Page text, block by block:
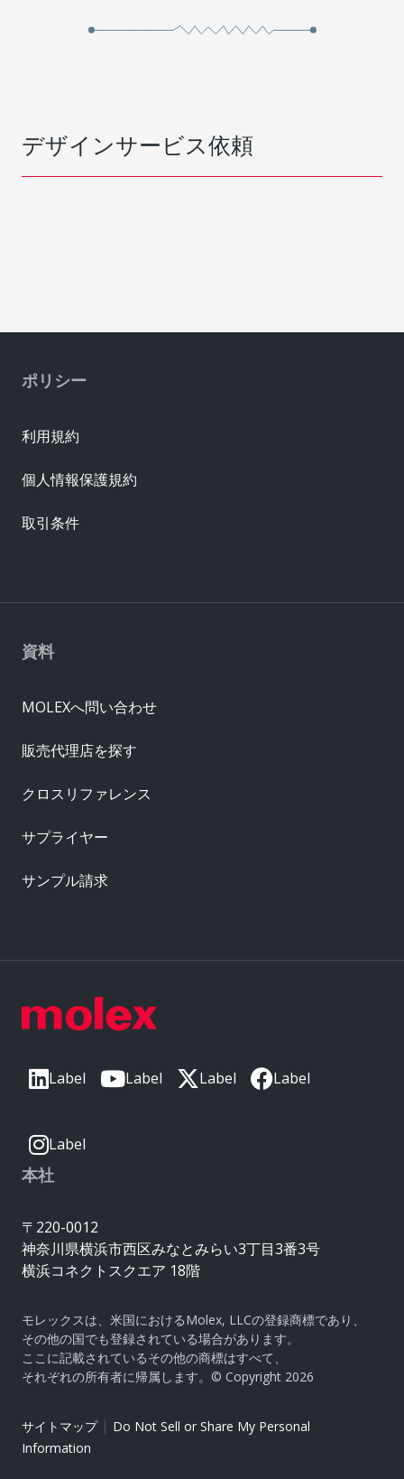
デザインサービス依頼
Label Label Label Label
Label
本社
〒220-0012
神奈川県横浜市西区みなとみらい3丁目3番3号
横浜コネクトスクエア 18階
モレックスは、米国におけるMolex, LLCの登録商標であり、
その他の国でも登録されている場合があります。
ここに記載されているその他の商標はすべて、
それぞれの所有者に帰属します。© Copyright 2026
サイトマップ| Do Not Sell or Share My Personal
Information
資料
MOLEXへ問い合わせ
販売代理店を探す
クロスリファレンス
サプライヤー
サンプル請求
ポリシー
利用規約
個人情報保護規約
取引条件